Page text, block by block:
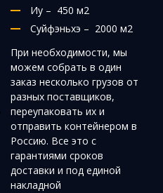
Иу – 450 м2
Суйфэньхэ – 2000 м2
При необходимости, мы
можем собрать в один
заказ несколько грузов от
разных поставщиков,
переупаковать их и
отправить контейнером в
Россию. Все это с
гарантиями сроков
доставки и под единой
накладной